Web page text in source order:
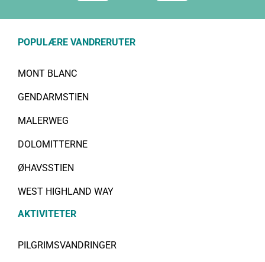
POPULÆRE VANDRERUTER
MONT BLANC
GENDARMSTIEN
MALERWEG
DOLOMITTERNE
ØHAVSSTIEN
WEST HIGHLAND WAY
AKTIVITETER
PILGRIMSVANDRINGER